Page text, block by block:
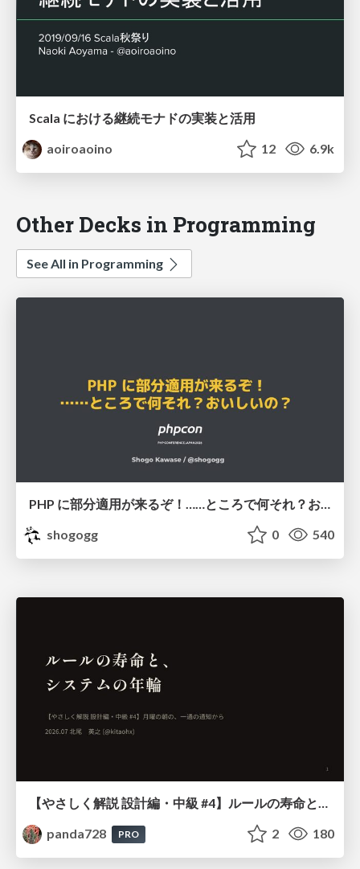
Scala における継続モナドの実装と活用
aoiroaoino
12 6.9k
Other Decks in Programming
See All in Programming
shogogg
0 540
【やさしく解説 設計編・中級 #4】ルールの寿命と、システムの年輪
panda728
PRO 2 180